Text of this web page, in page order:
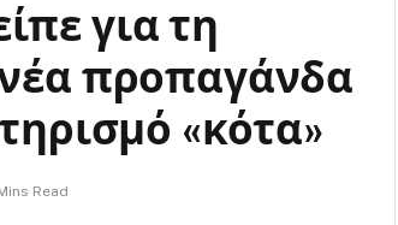
για τη
προπαγάνδα
«κότα»
Read